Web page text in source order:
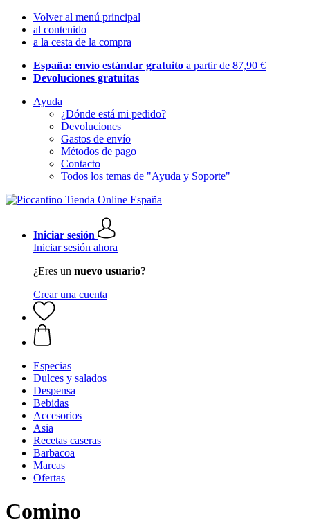
Volver al menú principal
al contenido
a la cesta de la compra
España: envío estándar gratuito a partir de 87,90 €
Devoluciones gratuitas
Ayuda
¿Dónde está mi pedido?
Devoluciones
Gastos de envío
Métodos de pago
Contacto
Todos los temas de "Ayuda y Soporte"
Iniciar sesión
Iniciar sesión ahora
¿Eres un nuevo usuario?
Crear una cuenta
Especias
Dulces y salados
Despensa
Bebidas
Accesorios
Asia
Recetas caseras
Barbacoa
Marcas
Ofertas
Comino